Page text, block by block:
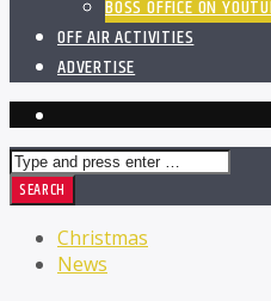
BOSS OFFICE ON
OFF AIR ACTIVITIES
ADVERTISE
Christmas
News